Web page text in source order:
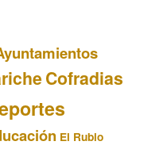
Cofradias
El Rubio